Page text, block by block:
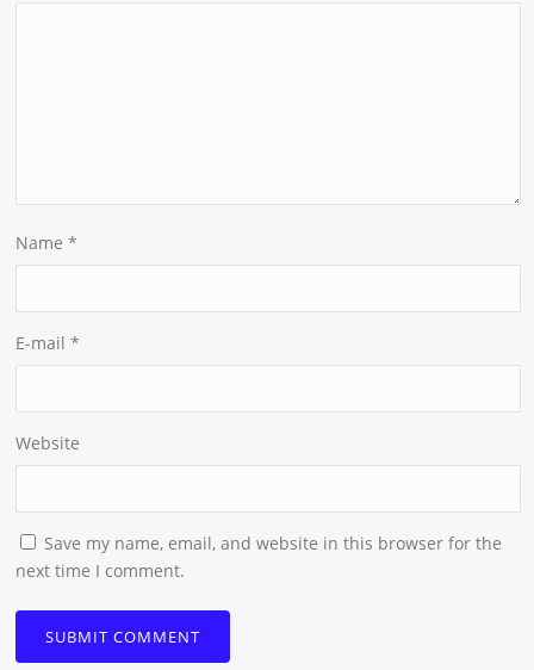
Name*
E-mail*
Website
Save my name, email, and website in this browser for the
next time I comment.